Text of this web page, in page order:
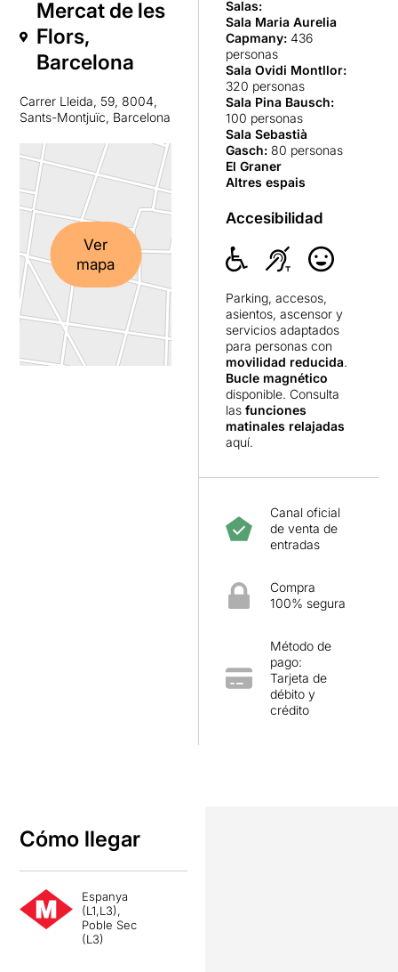
Mercat de les
Flors,
Barcelona
Carrer Lleida, 59, 8004,
Sants-Montjuïc, Barcelona
Ver
mapa
Salas:
Sala Maria Aurelia
Capmany: 436
personas
Sala Ovidi Montllor:
320 personas
Sala Pina Bausch:
100 personas
Sala Sebastià
Gasch: 80 personas
El Graner
Altres espais
Accesibilidad
Parking, accesos,
asientos, ascensor y
servicios adaptados
para personas con
movilidad reducida.
Bucle magnético
disponible. Consulta
las funciones
matinales relajadas
aquí.
Canal oficial
de venta de
entradas
Compra
100% segura
Método de
pago:
Tarjeta de
débito y
crédito
Cómo llegar
Espanya
(L1,L3),
Poble Sec
(L3)